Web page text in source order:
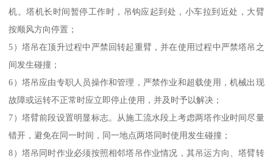
机。塔机长时间暂停工作时，吊钩应起到处，小车拉到近处，大臂
按顺风方向停置；
5）塔吊在顶升过程中严禁回转起重臂，并在使用过程中严禁塔吊之
间发生碰撞；
6）塔吊应由专职人员操作和管理，严禁作业和超载使用，机械出现
故障或运转不正常时应立即停止使用，并及时予以解决；
7）塔臂前段设置明显标志。从施工流水段上考虑两塔作业时间尽量
错开，避免在同一时间，同一地点两塔同时使用发生碰撞；
8）塔吊同时作业必须按照相邻塔吊作业情况，其吊运方向、塔臂转